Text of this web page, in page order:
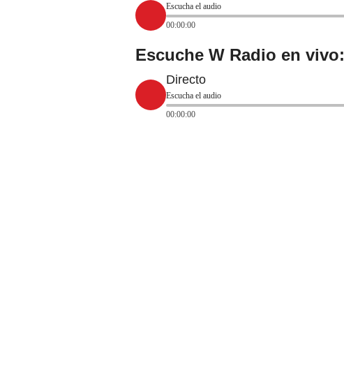
Escucha el audio
00:00:00
Escuche W Radio en vivo:
Directo
Escucha el audio
00:00:00